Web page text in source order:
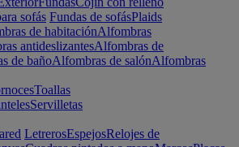
sofás Fundas de sofásPlaids
de habitaciónAlfombras
antideslizantesAlfombras de
de bañoAlfombras de salónAlfombras
Toallas
Servilletas
LetrerosEspejosRelojes de